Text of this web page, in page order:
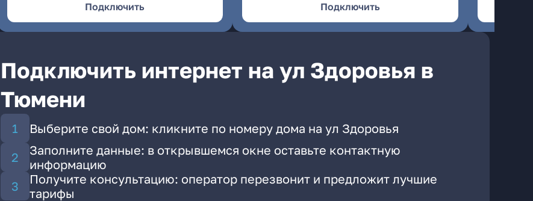
Подключить Подключить
Подключить интернет на ул Здоровья в
Тюмени
Выберите свой дом: кликните по номеру дома на ул Здоровья
Заполните данные: в открывшемся окне оставьте контактную
информацию
Получите консультацию: оператор перезвонит и предложит лучшие
тарифы